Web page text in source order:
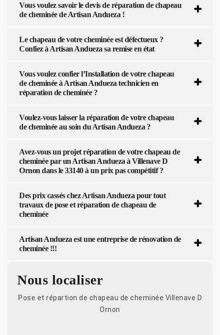
Vous voulez savoir le devis de réparation de chapeau
de cheminée de Artisan Andueza !
Le chapeau de votre cheminée est défectueux ?
Confiez à Artisan Andueza sa remise en état
Vous voulez confier l’Installation de votre chapeau
de cheminée à Artisan Andueza technicien en
réparation de cheminée ?
Voulez-vous laisser la réparation de votre chapeau
de cheminée au soin du Artisan Andueza ?
Avez-vous un projet réparation de votre chapeau de
cheminée par un Artisan Andueza à Villenave D
Ornon dans le 33140 à un prix pas compétitif ?
Des prix cassés chez Artisan Andueza pour tout
travaux de pose et réparation de chapeau de
cheminée
Artisan Andueza est une entreprise de rénovation de
cheminée !!!
Nous localiser
Pose et répartion de chapeau de cheminée Villenave D
Ornon